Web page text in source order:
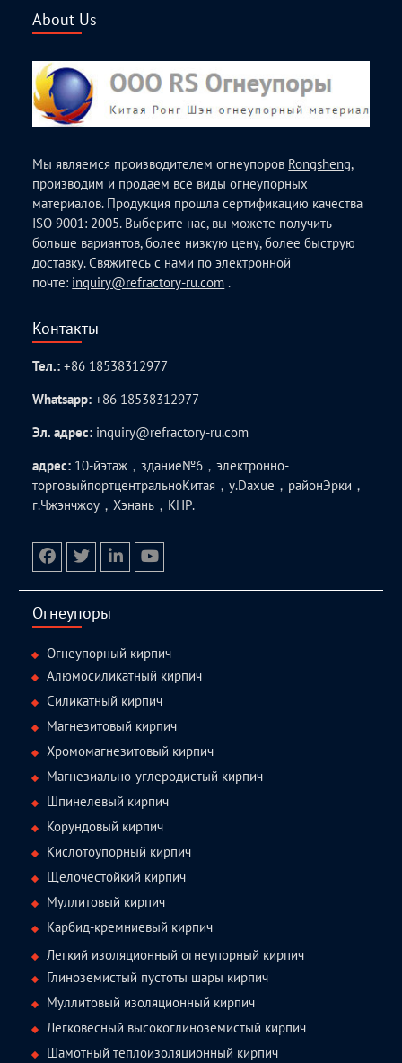
About Us
Мы являемся производителем огнеупоров Rongsheng,
производим и продаем все виды огнеупорных
материалов. Продукция прошла сертификацию качества
ISO 9001: 2005. Выберите нас, вы можете получить
больше вариантов, более низкую цену, более быструю
доставку. Свяжитесь с нами по электронной
почте: inquiry@refractory-ru.com .
Контакты
Тел.:+86 18538312977
Whatsapp:+86 18538312977
Эл. адрес: inquiry@refractory-ru.com
адрес: 10-йэтаж，здание№6，электронно-
торговыйпортцентральноКитая，у.Daxue，районЭрки，
г.Чжэнчжоу，Хэнань，КНР.
Огнеупоры
Огнеупорный кирпич
Алюмосиликатный кирпич
Силикатный кирпич
Магнезитовый кирпич
Хромомагнезитовый кирпич
Магнезиально-углеродистый кирпич
Шпинелевый кирпич
Корундовый кирпич
Кислотоупорный кирпич
Щелочестойкий кирпич
Муллитовый кирпич
Карбид-кремниевый кирпич
Легкий изоляционный огнеупорный кирпич
Глиноземистый пустоты шары кирпич
Муллитовый изоляционный кирпич
Легковесный высокоглиноземистый кирпич
Шамотный теплоизоляционный кирпич